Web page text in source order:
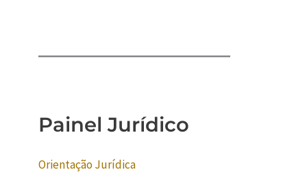
Painel Jurídico
Orientação Jurídica